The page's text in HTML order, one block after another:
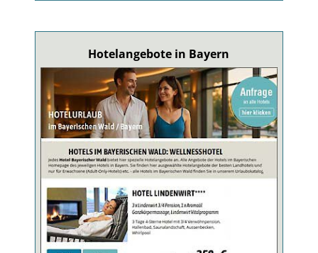
Hotelangebote in Bayern